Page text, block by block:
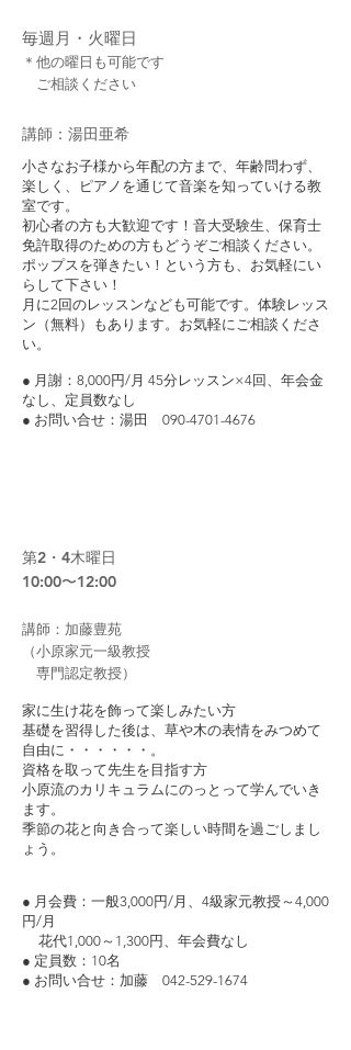
毎週月・火曜日
＊他の曜日も可能です
ご相談ください
​講師：湯田亜希
小さなお子様から年配の方まで、年齢問わず、
楽しく、ピアノを通じて音楽を知っていける教
室です。
初心者の方も大歓迎です！音大受験生、保育士
免許取得のための方もどうぞご相談ください。
ポップスを弾きたい！という方も、お気軽にい
らして下さい！
月に2回のレッスンなども可能です。体験レッス
ン（無料）もあります。お気軽にご相談くださ
い。
● 月謝：8,000円/月 45分レッスン×4回、年会金
なし、定員数なし
● お問い合せ：湯田 090-4701-4676
家に生け花を飾って楽しみたい方
基礎を習得した後は、草や木の表情をみつめて
自由に・・・・・・。
資格を取って先生を目指す方
小原流のカリキュラムにのっとって学んでいき
ます。
季節の花と向き合って楽しい時間を過ごしまし
ょう。
● 月会費：一般3,000円/月、4級家元教授～4,000
円/月
花代1,000～1,300円、年会費なし
● 定員数：10名
● お問い合せ：加藤 042-529-1674
第2・4木曜日
10:00〜12:00
​講師： 加藤豊苑
（小原家元一級教授
​ 専門認定教授）